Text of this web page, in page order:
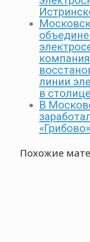
компания
линии
в
В
«Грибово»
Похожие